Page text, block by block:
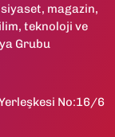
magazin,
teknoloji ve
Grubu
No:16/6